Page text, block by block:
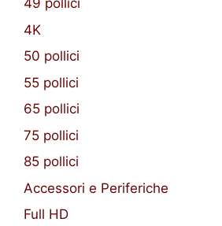
49 pollici
4K
50 pollici
55 pollici
65 pollici
75 pollici
85 pollici
Accessori e Periferiche
Full HD